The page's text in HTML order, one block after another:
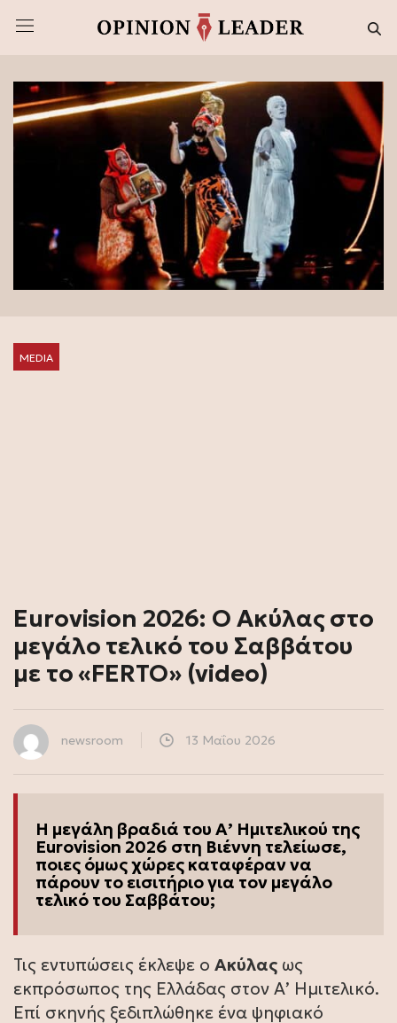
MEDIA
Eurovision 2026: Ο Ακύλας στο
μεγάλο τελικό του Σαββάτου
με το «FERTO» (video)
newsroom 13 Μαΐου 2026
Η μεγάλη βραδιά του Α’ Ημιτελικού της
Eurovision 2026 στη Βιέννη τελείωσε,
ποιες όμως χώρες καταφέραν να
πάρουν το εισιτήριο για τον μεγάλο
τελικό του Σαββάτου;
Τις εντυπώσεις έκλεψε ο Ακύλας ως
εκπρόσωπος της Ελλάδας στον Α’ Ημιτελικό.
Επί σκηνής ξεδιπλώθηκε ένα ψηφιακό